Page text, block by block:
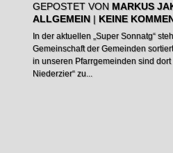
GEPOSTET VON MARKUS
ALLGEMEIN | KEINE
In der aktuellen „Super Sonnatg“
Gemeinschaft der Gemeinden
in unseren Pfarrgemeinden sind
Niederzier“ zu...